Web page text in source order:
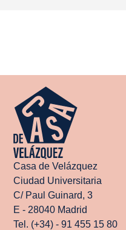
Casa de Velázquez
Ciudad Universitaria
C/ Paul Guinard, 3
E - 28040 Madrid
Tel. (+34) - 91 455 15 80